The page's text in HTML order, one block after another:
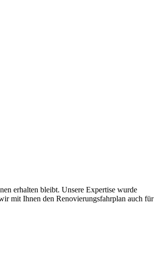
erhalten bleibt. Unsere Expertise wurde
mit Ihnen den Renovierungsfahrplan auch für